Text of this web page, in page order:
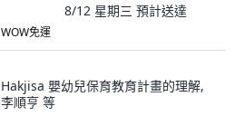
8/12 星期三 預計送達
WOW免運
Hakjisa 嬰幼兒保育教育計畫的理解,
李順亨 等